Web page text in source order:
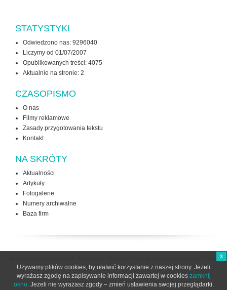
STATYSTYKI
Odwiedzono nas: 9296040
Liczymy od 01/07/2007
Opublikowanych treści: 4075
Aktualnie na stronie: 2
CZASOPISMO
O nas
Filmy reklamowe
Zasady przygotowania tekstu
Kontakt
NA SKRÓTY
Aktualności
Artykuły
Fotogalerie
Numery archiwalne
Baza firm
użytkowania strony
x
Używamy plików cookies, by ułatwić korzystanie z naszej strony. Jeżeli
wyrażasz zgodę na zapisywanie informacji zawartej w cookies zamknij
okno. Jeżeli nie wyrażasz zgody – zmień ustawienia swojej przeglądarki.